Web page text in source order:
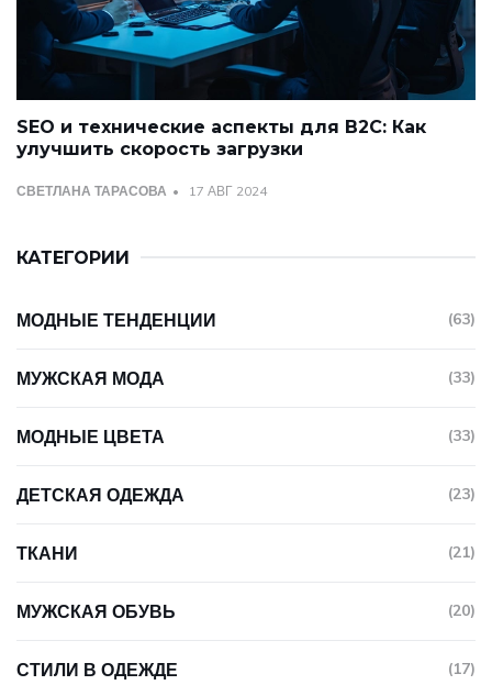
SEO и технические аспекты для B2C: Как
улучшить скорость загрузки
СВЕТЛАНА ТАРАСОВА 17 АВГ 2024
КАТЕГОРИИ
МОДНЫЕ ТЕНДЕНЦИИ (63)
МУЖСКАЯ МОДА (33)
МОДНЫЕ ЦВЕТА (33)
ДЕТСКАЯ ОДЕЖДА (23)
ТКАНИ (21)
МУЖСКАЯ ОБУВЬ (20)
СТИЛИ В ОДЕЖДЕ (17)